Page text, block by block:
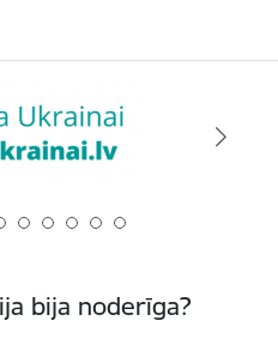
bija noderīga?